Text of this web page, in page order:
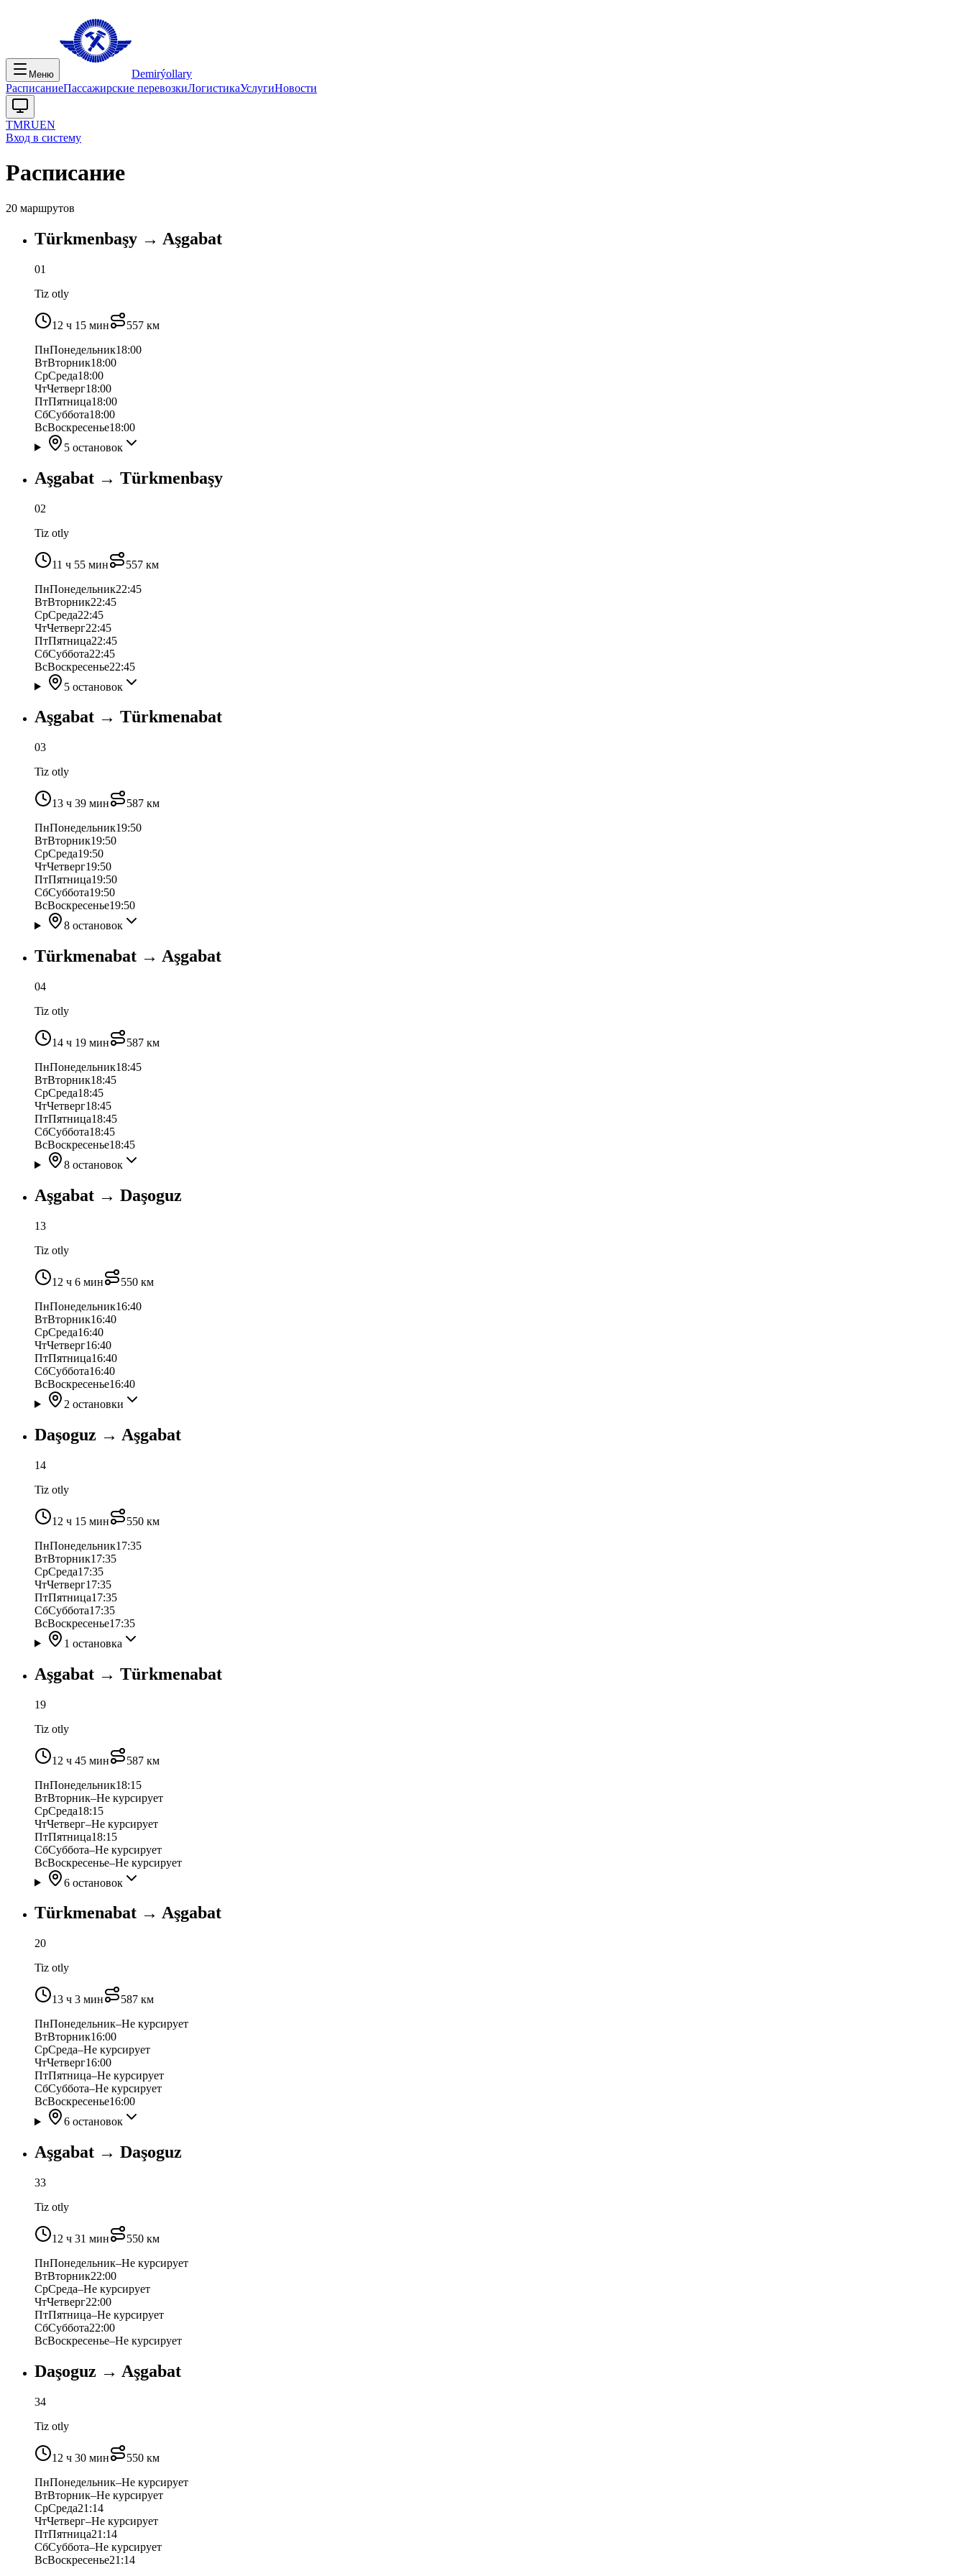
Меню
Demirýollary
РасписаниеПассажирские перевозкиЛогистикаУслугиНовости
TMRUEN
Вход в систему
Расписание
20 маршрутов
Türkmenbaşy → Aşgabat
01
Tiz otly
12 ч 15 мин 557 км
ПнПонедельник18:00
ВтВторник18:00
СрСреда18:00
ЧтЧетверг18:00
ПтПятница18:00
СбСуббота18:00
ВсВоскресенье18:00
5 остановок
Aşgabat → Türkmenbaşy
02
Tiz otly
11 ч 55 мин 557 км
ПнПонедельник22:45
ВтВторник22:45
СрСреда22:45
ЧтЧетверг22:45
ПтПятница22:45
СбСуббота22:45
ВсВоскресенье22:45
5 остановок
Aşgabat → Türkmenabat
03
Tiz otly
13 ч 39 мин 587 км
ПнПонедельник19:50
ВтВторник19:50
СрСреда19:50
ЧтЧетверг19:50
ПтПятница19:50
СбСуббота19:50
ВсВоскресенье19:50
8 остановок
Türkmenabat → Aşgabat
04
Tiz otly
14 ч 19 мин 587 км
ПнПонедельник18:45
ВтВторник18:45
СрСреда18:45
ЧтЧетверг18:45
ПтПятница18:45
СбСуббота18:45
ВсВоскресенье18:45
8 остановок
Aşgabat → Daşoguz
13
Tiz otly
12 ч 6 мин 550 км
ПнПонедельник16:40
ВтВторник16:40
СрСреда16:40
ЧтЧетверг16:40
ПтПятница16:40
СбСуббота16:40
ВсВоскресенье16:40
2 остановки
Daşoguz → Aşgabat
14
Tiz otly
12 ч 15 мин 550 км
ПнПонедельник17:35
ВтВторник17:35
СрСреда17:35
ЧтЧетверг17:35
ПтПятница17:35
СбСуббота17:35
ВсВоскресенье17:35
1 остановка
Aşgabat → Türkmenabat
19
Tiz otly
12 ч 45 мин 587 км
ПнПонедельник18:15
ВтВторник–Не курсирует
СрСреда18:15
ЧтЧетверг–Не курсирует
ПтПятница18:15
СбСуббота–Не курсирует
ВсВоскресенье–Не курсирует
6 остановок
Türkmenabat → Aşgabat
20
Tiz otly
13 ч 3 мин 587 км
ПнПонедельник–Не курсирует
ВтВторник16:00
СрСреда–Не курсирует
ЧтЧетверг16:00
ПтПятница–Не курсирует
СбСуббота–Не курсирует
ВсВоскресенье16:00
6 остановок
Aşgabat → Daşoguz
33
Tiz otly
12 ч 31 мин 550 км
ПнПонедельник–Не курсирует
ВтВторник22:00
СрСреда–Не курсирует
ЧтЧетверг22:00
ПтПятница–Не курсирует
СбСуббота22:00
ВсВоскресенье–Не курсирует
Daşoguz → Aşgabat
34
Tiz otly
12 ч 30 мин 550 км
ПнПонедельник–Не курсирует
ВтВторник–Не курсирует
СрСреда21:14
ЧтЧетверг–Не курсирует
ПтПятница21:14
СбСуббота–Не курсирует
ВсВоскресенье21:14